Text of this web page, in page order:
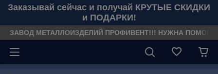
Заказывай сейчас и получай КРУТЫЕ СКИДКИ
и ПОДАРКИ!
ЗАВОД МЕТАЛЛОИЗДЕЛИЙ ПРОФИВЕНТ!!! НУЖНА